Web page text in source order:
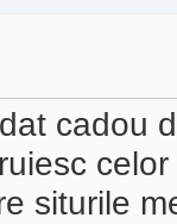
cadou
siturile